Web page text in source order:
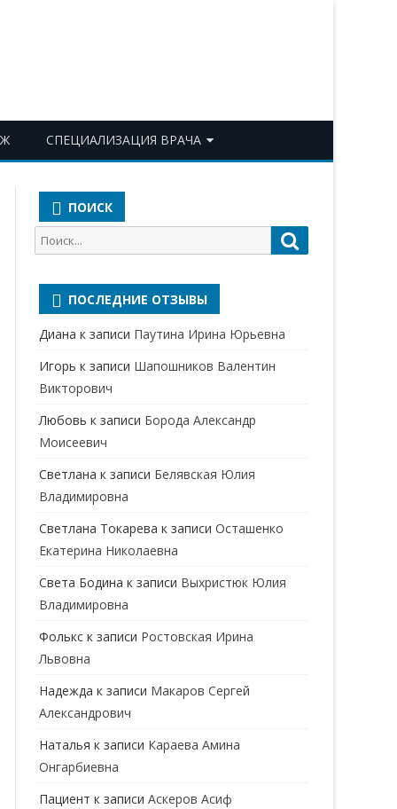
СПЕЦИАЛИЗАЦИЯ ВРАЧА
АЛЛЕРГОЛОГ-ИММУНОЛОГ
АНЕСТЕЗИОЛОГ-
БАКТЕРИОЛОГ
ВЕРТЕБРОЛОГ
ГАСТРОЭНТЕРОЛОГ
ГИНЕКОЛОГ
ГОМЕОПАТ
ДЕРМАТОЛОГ
ДЕТСКИЕ ВРАЧИ ДЕТСКИЙ КАРДИОЛОГ
ДЕТСКИЙ ХИРУРГ
ПЕРИНАТАЛЬНЫЙ ПСИХОЛОГ
КАРДИОЛОГ
КОСМЕТОЛОГ
МАССАЖИСТ
НАРКОЛОГ
ПОИСК
Поиск
для:
ПОСЛЕДНИЕ ОТЗЫВЫ
Диана к записи Паутина Ирина Юрьевна
Игорь к записи Шапошников Валентин
Викторович
Любовь к записи Борода Александр
Моисеевич
Светлана к записи Белявская Юлия
Владимировна
Cветлана Токарева к записиОсташенко
Екатерина Николаевна
Света Бодина к записи Выхристюк Юлия
Владимировна
Фолькс к записи Ростовская Ирина
Львовна
Надежда к записи Макаров Сергей
Александрович
Наталья к записи Караева Амина
Онгарбиевна
Пациент к записиАскеров Асиф